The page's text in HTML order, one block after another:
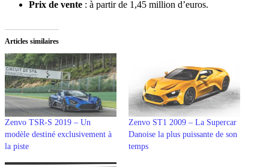
Prix ​​de vente : à partir de 1,45 million d’euros.
Articles similaires
Zenvo TSR-S 2019 – Un
modèle destiné exclusivement à
la piste
Zenvo ST1 2009 – La Supercar
Danoise la plus puissante de son
temps